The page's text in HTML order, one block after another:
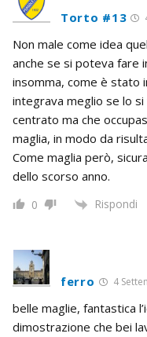
Torto #13
Non male come idea
anche se si poteva fare
insomma, come è stato
integrava meglio se lo si
centrato ma che
maglia, in modo da
Come maglia però,
dello scorso anno.
0 Rispondi
ferro 4
belle maglie, fantastica
dimostrazione che bei